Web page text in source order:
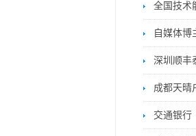
全国技术
自媒体博
深圳顺丰
成都天晴
交通银行